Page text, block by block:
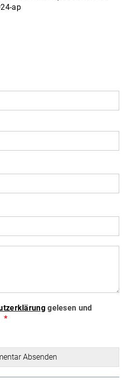
ap
gelesen und
Absenden